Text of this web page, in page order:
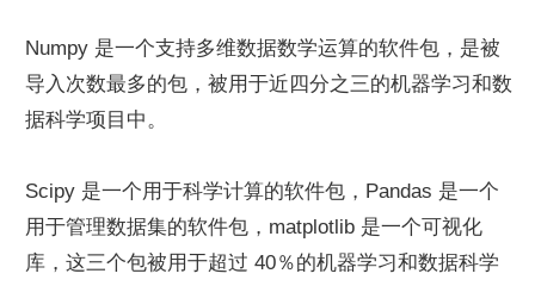
Numpy 是一个支持多维数据数学运算的软件包，是被
导入次数最多的包，被用于近四分之三的机器学习和数
据科学项目中。
Scipy 是一个用于科学计算的软件包，Pandas 是一个
用于管理数据集的软件包，matplotlib 是一个可视化
库，这三个包被用于超过 40％的机器学习和数据科学